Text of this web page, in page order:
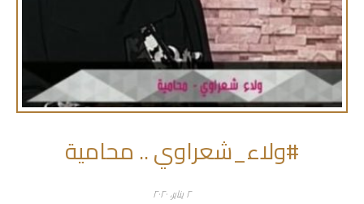
#ولاء_شعراوي .. محامية
٢ يناير، ٢٠٢٠